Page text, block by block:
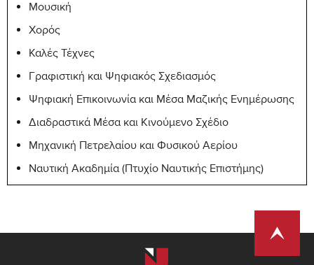
Μουσική
Χορός
Καλές Τέχνες
Γραφιστική και Ψηφιακός Σχεδιασμός
Ψηφιακή Επικοινωνία και Μέσα Μαζικής Ενημέρωσης
Διαδραστικά Μέσα και Κινούμενο Σχέδιο
Μηχανική Πετρελαίου και Φυσικού Αερίου
Ναυτική Ακαδημία (Πτυχίο Ναυτικής Επιστήμης)